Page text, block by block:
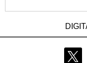
製造業の現場の暗
管理基盤、LIGHTz
合基盤を本格稼働
鹿島建設、鋼管柱
AIを遠隔監視シス